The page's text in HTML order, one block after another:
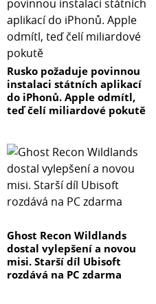
Rusko požaduje povinnou
instalaci státních aplikací
do iPhonů. Apple odmítl,
teď čelí miliardové pokutě
Ghost Recon Wildlands
dostal vylepšení a novou
misi. Starší díl Ubisoft
rozdává na PC zdarma